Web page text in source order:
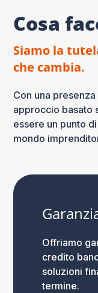
Cosa
Siamo la
che cambia.
Con una
approccio basato
essere un punto
mondo
Offriamo
credito
soluzioni
termine.